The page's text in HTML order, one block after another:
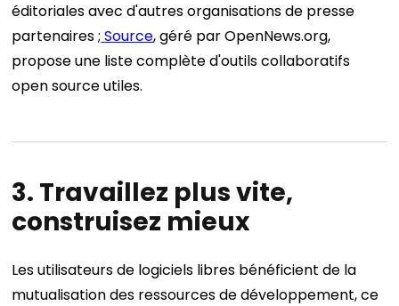
éditoriales avec d'autres organisations de presse
partenaires ; Source, géré par OpenNews.org,
propose une liste complète d'outils collaboratifs
open source utiles.
3. Travaillez plus vite,
construisez mieux
Les utilisateurs de logiciels libres bénéficient de la
mutualisation des ressources de développement, ce